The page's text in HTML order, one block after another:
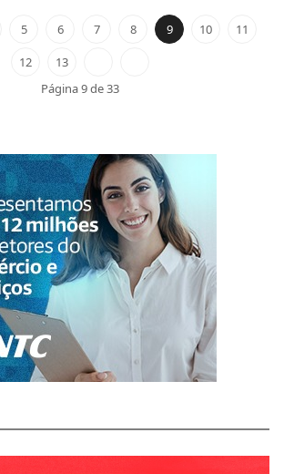
5 6 7 8 9 10
11
12
13
Página 9 de 33